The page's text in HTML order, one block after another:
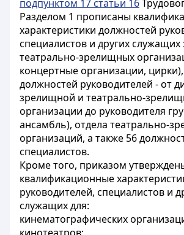
подпунктом 17 статьи 16
Разделом 1 прописаны
характеристики должностей
специалистов и других
театрально-зрелищных
концертные организации,
должностей руководителей - от
зрелищной и театрально-
организации до руководителя
ансамбль), отдела театрально-
организаций, а также 56
специалистов.
Кроме того, приказом
квалификационные
руководителей, специалистов и
служащих для:
кинематографических